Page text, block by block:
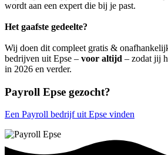
wordt aan een expert die bij je past.
Het gaafste gedeelte?
Wij doen dit compleet gratis &
bedrijven uit Epse – voor altijd – zodat jij
in 2026 en verder.
Payroll Epse gezocht?
Een Payroll bedrijf uit Epse vinden